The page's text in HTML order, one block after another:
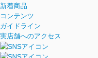
新着商品
コンテンツ
ガイドライン
実店舗へのアクセス